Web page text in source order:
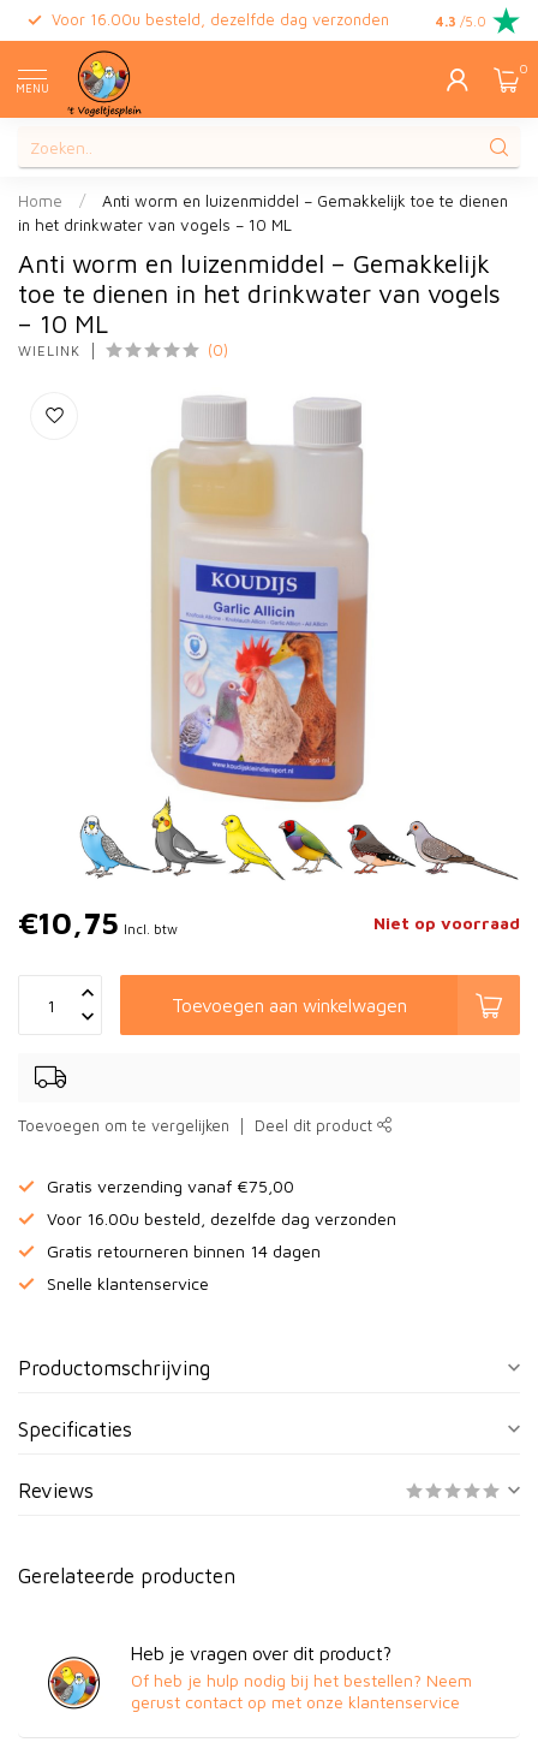
Voor 16.00u besteld, dezelfde dag verzonden Gratis
4.3 /5.0
MENU
0
Home /
Anti worm en luizenmiddel – Gemakkelijk toe te dienen
in het drinkwater van vogels – 10 ML
Anti worm en luizenmiddel – Gemakkelijk
toe te dienen in het drinkwater van vogels
– 10 ML
WIELINK (0)
€10,75 Incl. btw Niet op voorraad
Toevoegen aan winkelwagen
Toevoegen om te vergelijken Deel dit product
Gratis verzending vanaf €75,00
Voor 16.00u besteld, dezelfde dag verzonden
Gratis retourneren binnen 14 dagen
Snelle klantenservice
Productomschrijving
Specificaties
Reviews
Gerelateerde producten
Heb je vragen over dit product?
Of heb je hulp nodig bij het bestellen? Neem
gerust contact op met onze klantenservice